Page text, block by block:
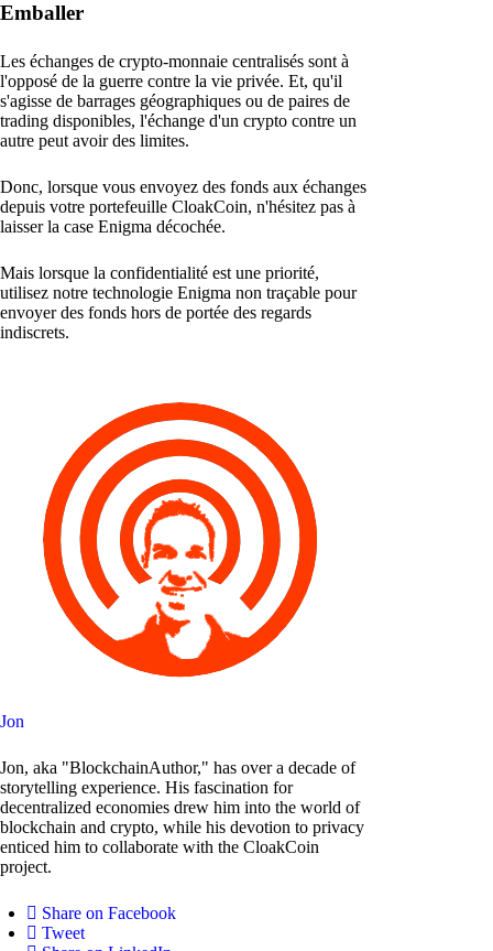
Emballer
Les échanges de crypto-monnaie centralisés sont à
l'opposé de la guerre contre la vie privée. Et, qu'il
s'agisse de barrages géographiques ou de paires de
trading disponibles, l'échange d'un crypto contre un
autre peut avoir des limites.
Donc, lorsque vous envoyez des fonds aux échanges
depuis votre portefeuille CloakCoin, n'hésitez pas à
laisser la case Enigma décochée.
Mais lorsque la confidentialité est une priorité,
utilisez notre technologie Enigma non traçable pour
envoyer des fonds hors de portée des regards
indiscrets.
Jon
Jon, aka "BlockchainAuthor," has over a decade of
storytelling experience. His fascination for
decentralized economies drew him into the world of
blockchain and crypto, while his devotion to privacy
enticed him to collaborate with the CloakCoin
project.
Share on Facebook
Tweet